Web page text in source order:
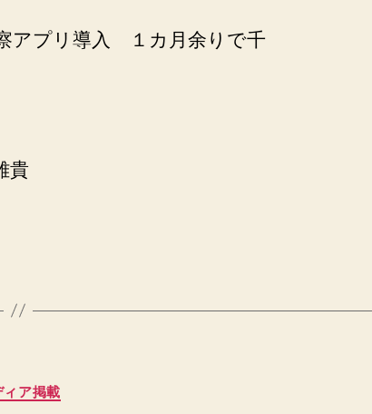
アプリ導入 １カ月余りで千
貴
カ
テ
ィア掲載